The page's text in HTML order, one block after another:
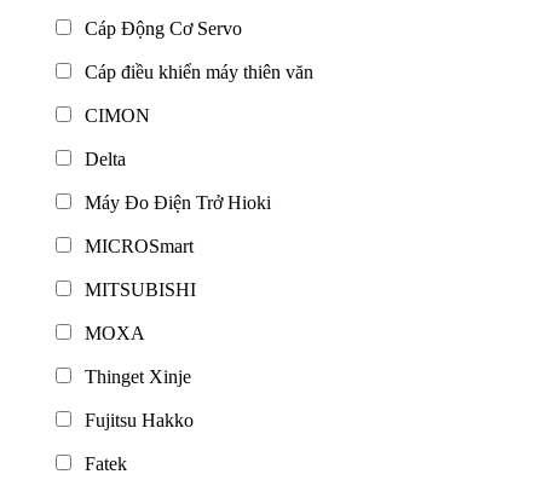
Cáp Động Cơ Servo
Cáp điều khiển máy thiên văn
CIMON
Delta
Máy Đo Điện Trở Hioki
MICROSmart
MITSUBISHI
MOXA
Thinget Xinje
Fujitsu Hakko
Fatek